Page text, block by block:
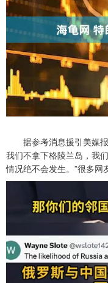
据参考消息援引美媒报
我们不拿下格陵兰岛，我
情况绝不会发生。”很多网